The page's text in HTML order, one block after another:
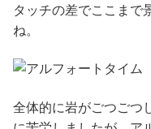
タッチの差でここまで
ね。
全体的に岩がごつごつ